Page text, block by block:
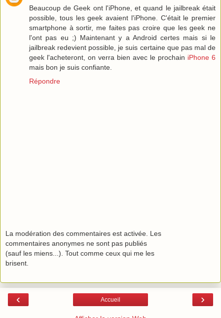
Beaucoup de Geek ont l'iPhone, et quand le jailbreak était
possible, tous les geek avaient l'iPhone. C'était le premier
smartphone à sortir, me faites pas croire que les geek ne
l'ont pas eu ;) Maintenant y a Android certes mais si le
jailbreak redevient possible, je suis certaine que pas mal de
geek l'acheteront, on verra bien avec le prochain iPhone 6
mais bon je suis confiante.
Répondre
La modération des commentaires est activée. Les
commentaires anonymes ne sont pas publiés
(sauf les miens...). Tout comme ceux qui me les
brisent.
‹ ›
Accueil